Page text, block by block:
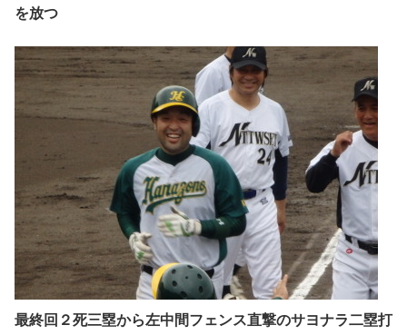
を放つ
最終回２死三塁から左中間フェンス直撃のサヨナラ二塁打